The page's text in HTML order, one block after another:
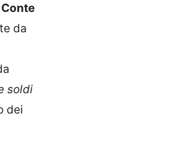
da
soldi
dei